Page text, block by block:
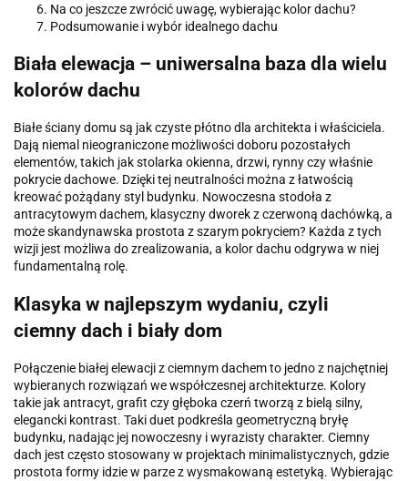
Na co jeszcze zwrócić uwagę, wybierając kolor dachu?
Podsumowanie i wybór idealnego dachu
Biała elewacja – uniwersalna baza dla wielu
kolorów dachu
Białe ściany domu są jak czyste płótno dla architekta i właściciela.
Dają niemal nieograniczone możliwości doboru pozostałych
elementów, takich jak stolarka okienna, drzwi, rynny czy właśnie
pokrycie dachowe. Dzięki tej neutralności można z łatwością
kreować pożądany styl budynku. Nowoczesna stodoła z
antracytowym dachem, klasyczny dworek z czerwoną dachówką, a
może skandynawska prostota z szarym pokryciem? Każda z tych
wizji jest możliwa do zrealizowania, a kolor dachu odgrywa w niej
fundamentalną rolę.
Klasyka w najlepszym wydaniu, czyli
ciemny dach i biały dom
Połączenie białej elewacji z ciemnym dachem to jedno z najchętniej
wybieranych rozwiązań we współczesnej architekturze. Kolory
takie jak antracyt, grafit czy głęboka czerń tworzą z bielą silny,
elegancki kontrast. Taki duet podkreśla geometryczną bryłę
budynku, nadając jej nowoczesny i wyrazisty charakter. Ciemny
dach jest często stosowany w projektach minimalistycznych, gdzie
prostota formy idzie w parze z wysmakowaną estetyką. Wybierając